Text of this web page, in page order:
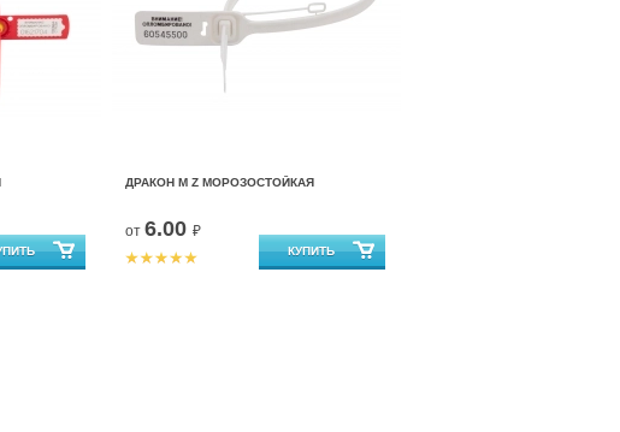
ДРАКОН М Z МОРОЗОСТОЙКАЯ
от 6.00 ₽